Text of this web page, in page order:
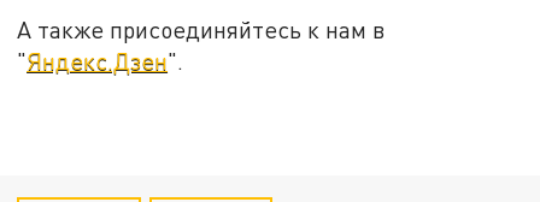
А также присоединяйтесь к нам в
"Яндекс.Дзен".